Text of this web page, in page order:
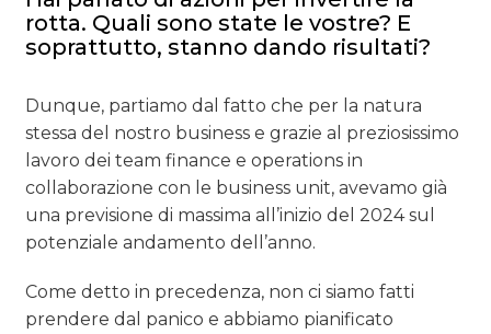
rotta. Quali sono state le vostre? E
soprattutto, stanno dando risultati?
Dunque, partiamo dal fatto che per la natura
stessa del nostro business e grazie al preziosissimo
lavoro dei team finance e operations in
collaborazione con le business unit, avevamo già
una previsione di massima all’inizio del 2024 sul
potenziale andamento dell’anno.
Come detto in precedenza, non ci siamo fatti
prendere dal panico e abbiamo pianificato